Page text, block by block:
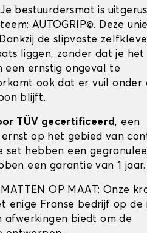
Je bestuurdersmat is
AUTOGRIP©. Deze
de slipvaste
liggen, zonder dat je het
een ernstig ongeval te
ook dat er vuil onder
blijft.
TÜV gecertificeerd, een
op het gebied van
set hebben een
een garantie van 1 jaar.
MATTEN OP MAAT: Onze
enige Franse bedrijf op de
afwerkingen biedt om de